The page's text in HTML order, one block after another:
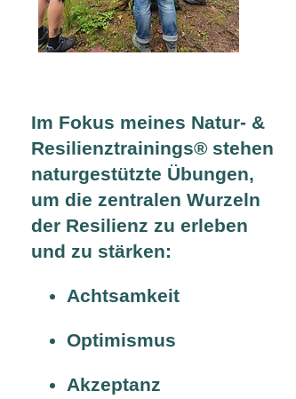
Im Fokus meines Natur- &
Resilienztrainings® stehen
naturgestützte Übungen,
um die zentralen Wurzeln
der Resilienz zu erleben
und zu stärken:
Achtsamkeit
Optimismus
Akzeptanz